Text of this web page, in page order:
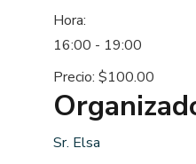
Hora:
16:00 - 19:00
Precio: $100.00
Sr. Elsa